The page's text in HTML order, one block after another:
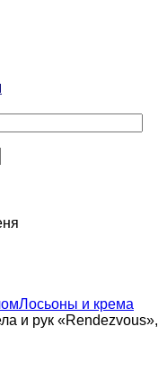
Лосьоны и крема
и рук «Rendezvous»,